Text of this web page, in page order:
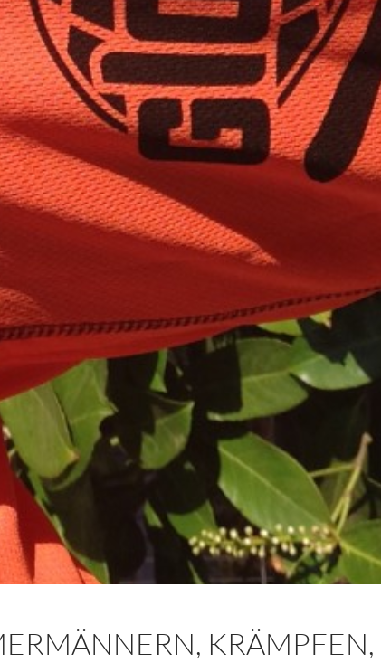
KRÄMPFEN,